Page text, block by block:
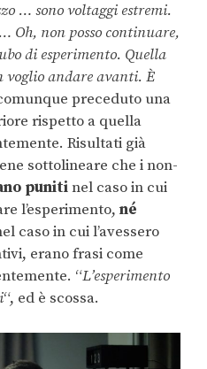
… sono voltaggi estremi.
Oh, non posso continuare,
di esperimento. Quella
voglio andare avanti. È
preceduto una
rispetto a quella
Risultati già
sottolineare che i non-
punitinel caso in cui
l’esperimento, né
caso in cui l’avessero
erano frasi come
“L’esperimento
“, ed è scossa.